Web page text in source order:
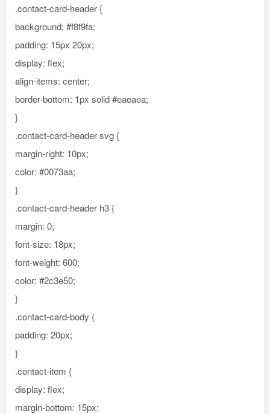
.contact-card-header {
background: #f8f9fa;
padding: 15px 20px;
display: flex;
align-items: center;
border-bottom: 1px solid #eaeaea;
}
.contact-card-header svg {
margin-right: 10px;
color: #0073aa;
}
.contact-card-header h3 {
margin: 0;
font-size: 18px;
font-weight: 600;
color: #2c3e50;
}
.contact-card-body {
padding: 20px;
}
.contact-item {
display: flex;
margin-bottom: 15px;